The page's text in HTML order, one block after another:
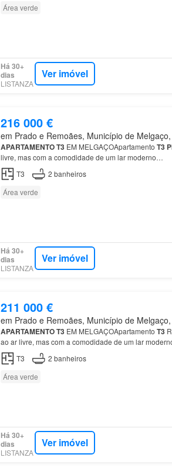
Área verde
Há 30+
dias
LISTANZA
Ver imóvel
216 000 €
em Prado e Remoães, Município de
APARTAMENTOT3EM MELGAÇOApartamento T3
livre, mas com a comodidade de um lar moderno…
T3
2 banheiros
Área verde
Há 30+
dias
LISTANZA
Ver imóvel
211 000 €
em Prado e Remoães, Município de
APARTAMENTOT3EM MELGAÇOApartamento T3
ao ar livre, mas com a comodidade de um lar
T3
2 banheiros
Área verde
Há 30+
dias
LISTANZA
Ver imóvel